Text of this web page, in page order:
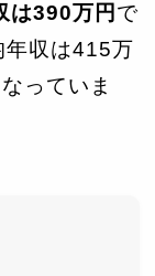
は390万円 で
年収は415万
っていま